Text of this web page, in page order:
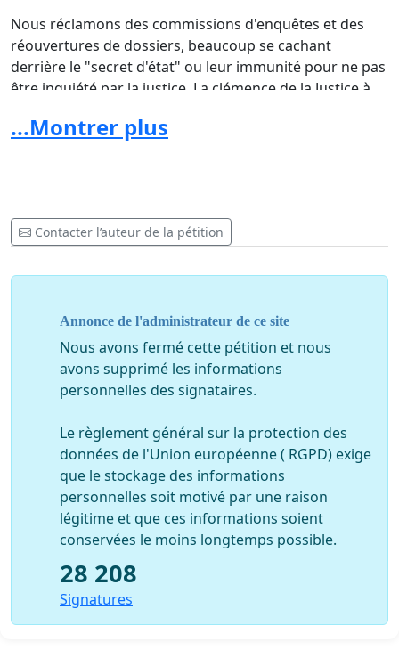
Nous réclamons des commissions d'enquêtes et des
réouvertures de dossiers, beaucoup se cachant
derrière le "secret d'état" ou leur immunité pour ne pas
être inquiété par la justice. La clémence de la Justice à
justice soit faite! Et pour cela, nous réclamons la
demande du peuple, L’armée française se rendra
coupable de haute trahison envers la nation auprès
de « La Cour internationale de justice (CIJ), siégeant
Charte des Nations unies .
RAPPEL :
Article R. 434-5 – Obéissance :I. - Le policier ou le
et obéit de même aux ordres qu’il reçoit de l’autorité investie
du pouvoir hiérarchique, sauf dans le cas où l’ordre
donné est manifestement illégal et de nature à
compromettre gravement un intérêt public.
En effet, l'état de prévarication est un «grave
manquement d'un fonctionnaire aux devoirs de sa
charge.», prévu et réprimé par les articles 223-6 et 223-7
du Code pénal :
➢Art 223-6 du Code Pénal: « Quiconque pouvant
...Montrer plus
Contacter l’auteur de la pétition
Annonce de l'administrateur de ce site
Nous avons fermé cette pétition et nous
avons supprimé les informations
personnelles des signataires.
Le règlement général sur la protection des
données de l'Union européenne ( RGPD) exige
que le stockage des informations
personnelles soit motivé par une raison
légitime et que ces informations soient
conservées le moins longtemps possible.
28 208
Signatures